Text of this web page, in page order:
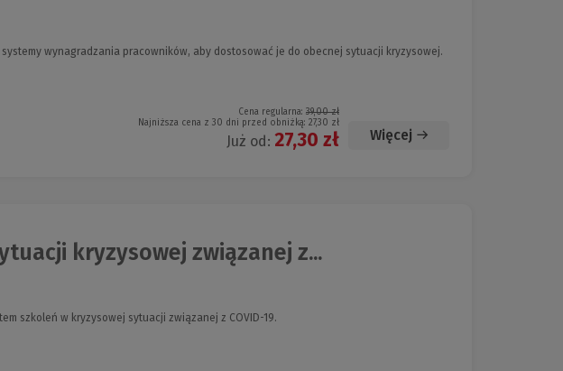
wynagradzania pracowników, aby dostosować je do obecnej sytuacji kryzysowej.
Cena regularna: 39,00 zł
Najniższa cena z 30 dni przed obniżką: 27,30 zł
Już od: 27,30 zł Więcej
kryzysowej związanej z...
szkoleń w kryzysowej sytuacji związanej z COVID-19.